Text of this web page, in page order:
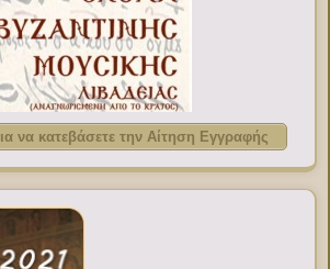
να κατεβάσετε την Αίτηση Εγγραφής